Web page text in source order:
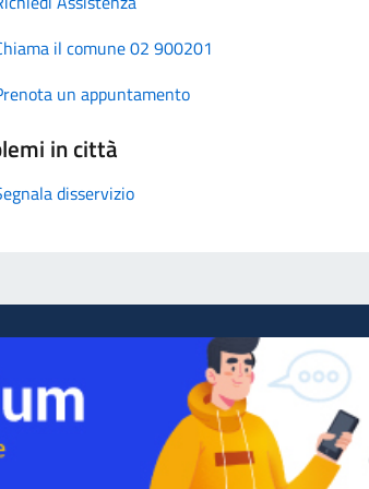
il comune 02 900201
un appuntamento
in città
disservizio